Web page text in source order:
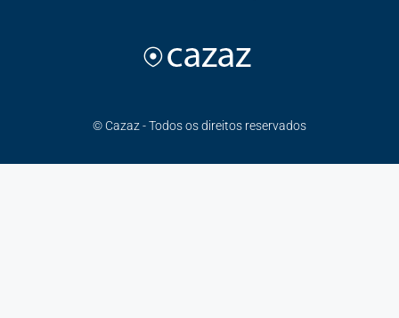
© Cazaz - Todos os direitos reservados